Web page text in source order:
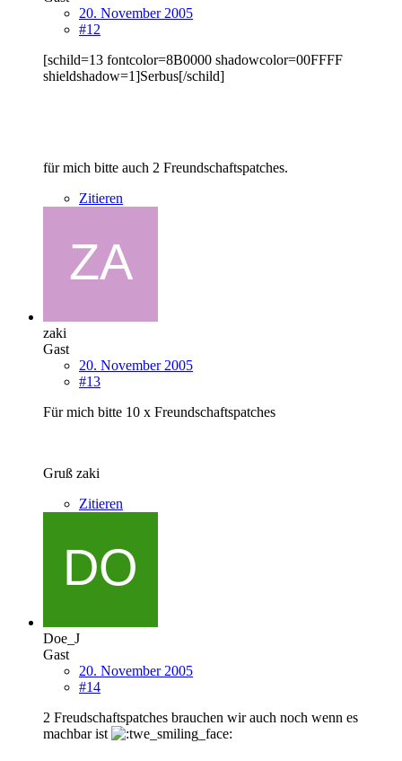
20. November 2005
#12
[schild=13 fontcolor=8B0000 shadowcolor=00FFFF
shieldshadow=1]Serbus[/schild]
für mich bitte auch 2 Freundschaftspatches.
Zitieren
zaki
Gast
20. November 2005
#13
Für mich bitte 10 x Freundschaftspatches
Gruß zaki
Zitieren
Doe_J
Gast
20. November 2005
#14
2 Freudschaftspatches brauchen wir auch noch wenn es
machbar ist